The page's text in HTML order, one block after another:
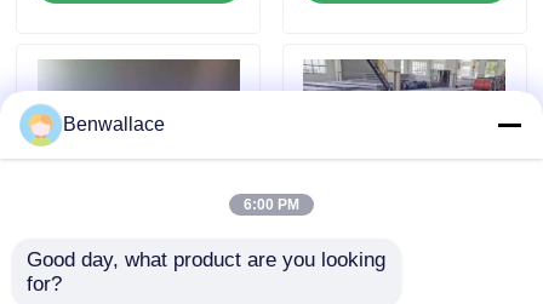
Neem contact met ons op
Nieuws
Vraag een offerte
Warmgewalst NO.1
Benwallace
6:00 PM
Good day, what product are you looking
for?